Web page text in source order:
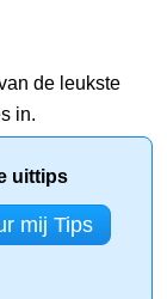
de leukste
in.
uittips